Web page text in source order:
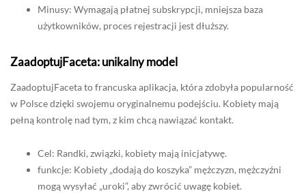
Minusy: Wymagają płatnej subskrypcji, mniejsza baza
użytkowników, proces rejestracji jest dłuższy.
ZaadoptujFaceta: unikalny model
ZaadoptujFaceta to francuska aplikacja, która zdobyła popularność
w Polsce dzięki swojemu oryginalnemu podejściu. Kobiety mają
pełną kontrolę nad tym, z kim chcą nawiązać kontakt.
Cel: Randki, związki, kobiety mają inicjatywę.
funkcje: Kobiety „dodają do koszyka” mężczyzn, mężczyźni
mogą wysyłać „uroki”, aby zwrócić uwagę kobiet.